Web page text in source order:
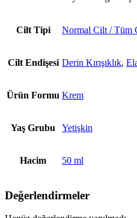
Cilt Tipi Normal Cilt / Tüm
Cilt Endişesi Derin Kırışıklık,
Ürün Formu Krem
Yaş Grubu Yetişkin
Hacim 50 ml
Değerlendirmeler